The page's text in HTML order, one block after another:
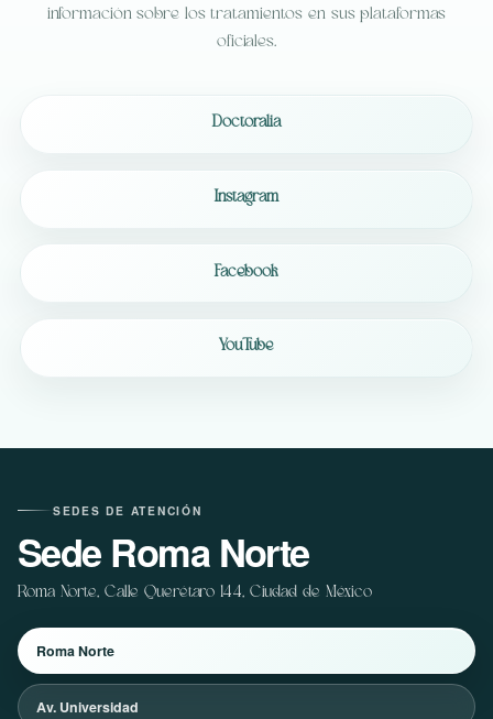
información sobre los tratamientos en sus plataformas
oficiales.
Doctoralia
Instagram
Facebook
YouTube
SEDES DE ATENCIÓN
Sede Roma Norte
Roma Norte, Calle Querétaro 144, Ciudad de México
Roma Norte
Av. Universidad